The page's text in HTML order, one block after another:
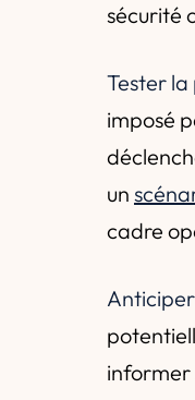
sécurité
Tester
imposé
un
cadre
informer